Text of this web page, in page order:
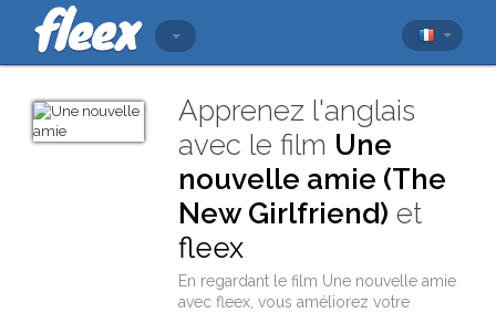
Apprenez l'anglais
avec le film Une
nouvelle amie (The
New Girlfriend) et
fleex
En regardant le film Une nouvelle amie
avecfleex , vous améliorez votre